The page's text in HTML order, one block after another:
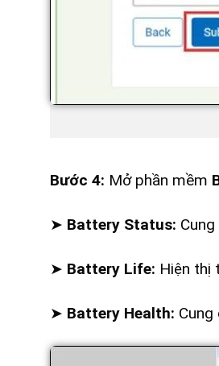
Bước 4: Mở phần mềm
➤ Battery Status:
➤ Battery Life: Hiện thị
➤ Battery Health: